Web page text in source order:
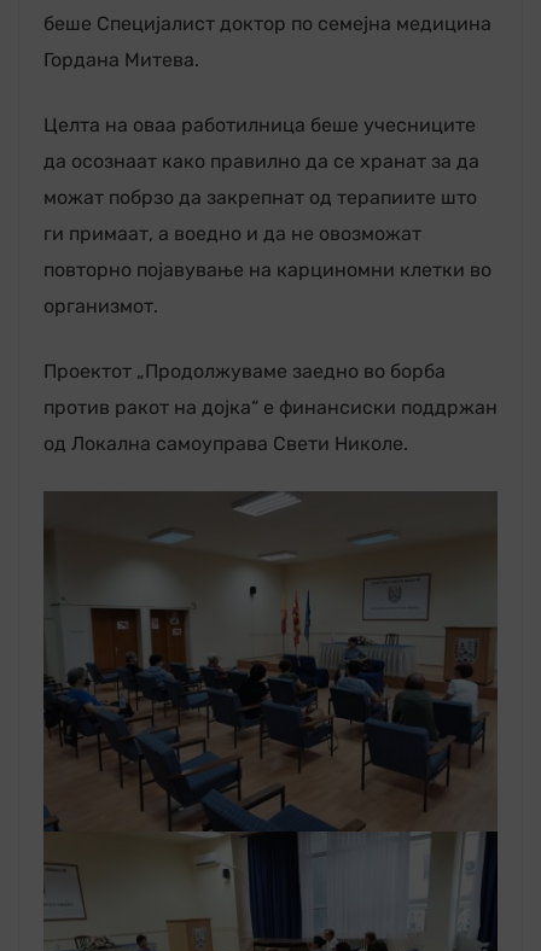
беше Специјалист доктор по семејна медицина
Гордана Митева.
Целта на оваа работилница беше учесниците
да осознаат како правилно да се хранат за да
можат побрзо да закрепнат од терапиите што
ги примаат, а воедно и да не овозможат
повторно појавување на карциномни клетки во
организмот.
Проектот „Продолжуваме заедно во борба
против ракот на дојка“ е финансиски поддржан
од Локална самоуправа Свети Николе.